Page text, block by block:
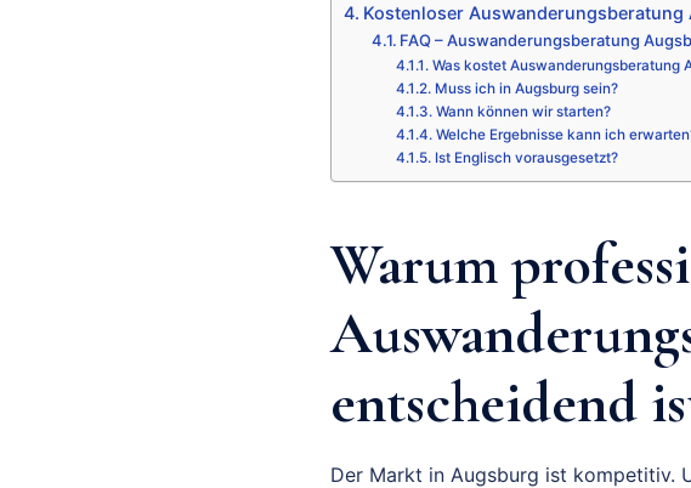
Kostenloser
FAQ – Auswanderungsberatung
Was kostet Auswanderungsberatung
Muss ich in Augsburg sein?
Wann können wir starten?
Welche Ergebnisse kann ich
Ist Englisch vorausgesetzt?
Warum
entscheidend
Der Markt in Augsburg ist kompetitiv.